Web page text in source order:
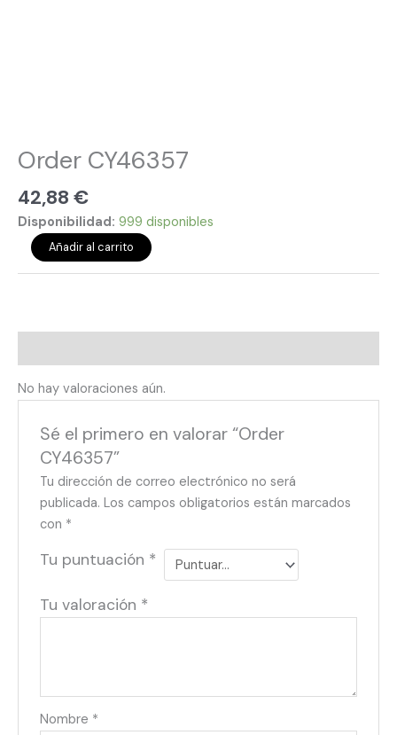
Order CY46357
42,88 €
Disponibilidad: 999 disponibles
Añadir al carrito
No hay valoraciones aún.
Sé el primero en valorar “Order
CY46357”
Tu dirección de correo electrónico no será
publicada. Los campos obligatorios están marcados
con *
Tu puntuación *
Tu valoración *
Nombre *